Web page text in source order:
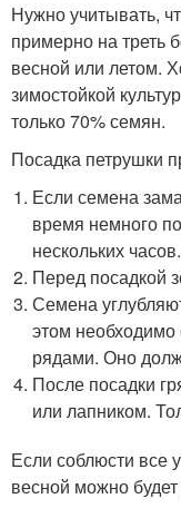
Нужно учитывать,
примерно на треть
весной или летом.
зимостойкой
только 70% семян.
Посадка петрушки
Если семена
время немного
нескольких часов.
Перед посадкой
Семена
этом
рядами. Оно
После посадки
или лапником.
Если соблюсти все
весной можно